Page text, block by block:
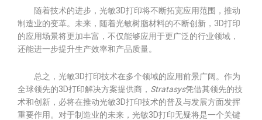
随着技术的进步，光敏3D打印将不断拓宽应用范围，推动
制造业的变革。未来，随着光敏树脂材料的不断创新，3D打印
的应用场景将更加丰富，不仅能够应用于更广泛的行业领域，
还能进一步提升生产效率和产品质量。
总之，光敏3D打印技术在多个领域的应用前景广阔。作为
全球领先的3D打印解决方案提供商， Stratasys凭借其领先的技
术和创新，必将在推动光敏3D打印技术的普及与发展方面发挥
重要作用。对于制造业的未来，光敏3D打印无疑将是一个关键